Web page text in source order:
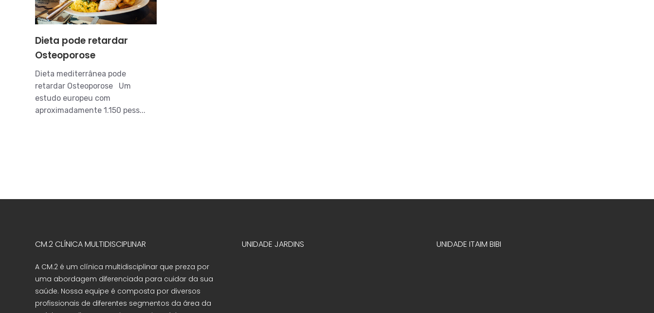
Dieta pode retardar
Osteoporose
Dieta mediterrânea pode
retardar Osteoporose Um
estudo europeu com
aproximadamente 1.150 pess...
CM.2 CLÍNICA MULTIDISCIPLINAR
A CM.2 é um clínica multidisciplinar que preza por
uma abordagem diferenciada para cuidar da sua
saúde. Nossa equipe é composta por diversos
profissionais de diferentes segmentos da área da
UNIDADE JARDINS UNIDADE ITAIM BIBI